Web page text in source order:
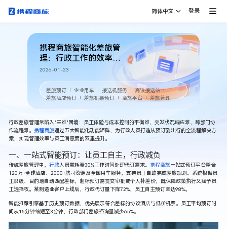
简体中文 登录
携程商旅智能化差旅管
理：行政工作的效率革
命与体验升级
2026-01-23
差旅预订 企业用车 接送机服务 高铁接送站 ｜
差旅酒店预订 ｜ 差旅机票预订 ｜ 商旅平台 ｜ 差旅管理
行政差旅管理常陷入"三难"困境：员工体验与成本控制的平衡难、突发状况响应难、跨部门协
作流程难。 携程商旅通过五大智能化功能矩阵，为行政人员打造从预订到出行的全流程解决方
案，实现管理效率与员工满意度的双重提升。
一、一站式智能预订：让员工自主，行政减负
传统差旅管理中， 行政人员需耗费30%工作时间处理代订需求。 携程商旅一站式预订平台整合
120万+全球酒店、2000+航司资源及全国用车服务，支持员工自助完成差旅规划。系统根据员
工职级、目的地自动匹配差标，超标预订需提交审批或个人补差价，既保障政策执行又赋予员
工选择权。某制造业客户上线后，行政代订量下降72%，员工自主预订率达98%。
智能推荐引擎基于历史预订数据，优先展示符合差标的协议酒店与低价机票。员工平均预订时
间从15分钟缩短至3分钟，行政部门差旅咨询量减少65%。